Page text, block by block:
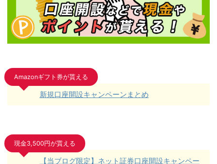
Amazonギフト券が貰える
新規口座開設キャンペーンまとめ
現金3,500円が貰える
【当ブログ限定】ネット証券口座開設キャンペー